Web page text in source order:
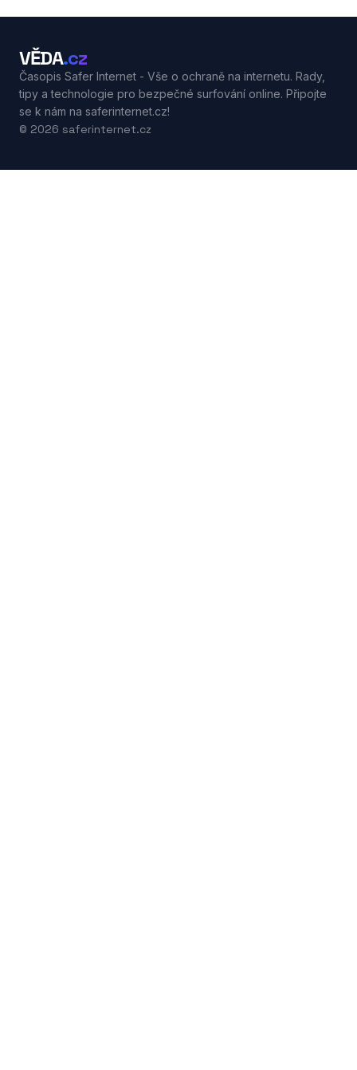
VĚDA.cz
Časopis Safer Internet - Vše o ochraně na internetu. Rady,
tipy a technologie pro bezpečné surfování online. Připojte
se k nám na saferinternet.cz!
© 2026 saferinternet.cz